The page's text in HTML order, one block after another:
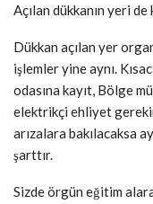
Açılan dükkanın yeri
Dükkan açılan yer
işlemler yine aynı.
odasına kayıt, Bölge
elektrikçi ehliyet
arızalara bakılacaksa
şarttır.
Sizde örgün eğitim